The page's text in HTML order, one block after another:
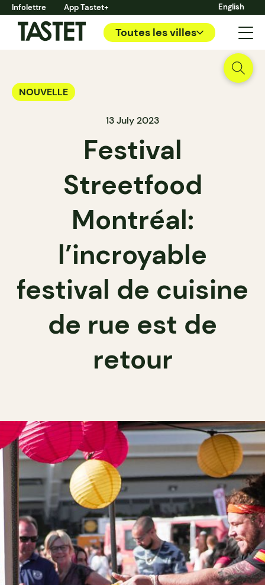
Infolettre App Tastet+ English
Toutes les villes
NOUVELLE
13 July 2023
Festival
Streetfood
Montréal:
l’incroyable
festival de cuisine
de rue est de
retour